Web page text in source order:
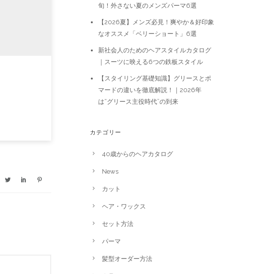
旬！外さない夏のメンズパーマ6選
【2026夏】メンズ必見！爽やか＆好印象
なオススメ「ベリーショート」6選
新社会人のためのヘアスタイルカタログ
｜スーツに映える6つの鉄板スタイル
【スタイリング基礎知識】グリースとポ
マードの違いを徹底解説！｜2026年
は“グリース主役時代”の到来
カテゴリー
40歳からのヘアカタログ
News
カット
ヘア・ワックス
セット方法
パーマ
髪型オーダー方法